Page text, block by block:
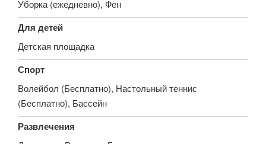
Уборка (ежедневно), Фен
Для детей
Детская площадка
Спорт
Волейбол (Бесплатно), Настольный теннис
(Бесплатно), Бассейн
Развлечения